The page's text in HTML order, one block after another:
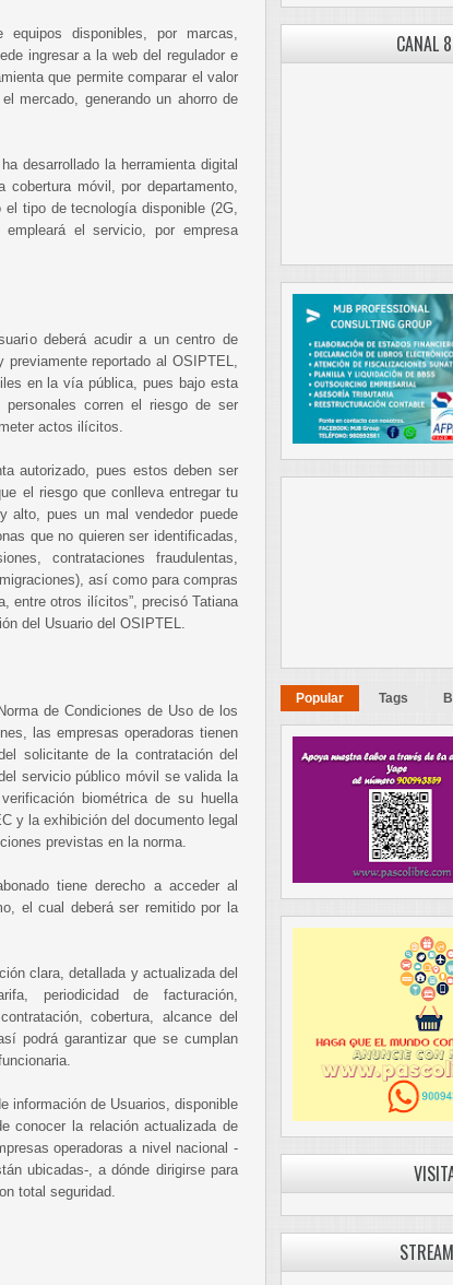
disponibles, por marcas,
ingresar a la web del regulador e
que permite comparar el valor
mercado, generando un ahorro de
desarrollado la herramienta digital
móvil, por departamento,
tipo de tecnología disponible (2G,
el servicio, por empresa
deberá acudir a un centro de
reportado al OSIPTEL,
en la vía pública, pues bajo esta
corren el riesgo de ser
actos ilícitos.
autorizado, pues estos deben ser
el riesgo que conlleva entregar tu
alto, pues un mal vendedor puede
que no quieren ser identificadas,
contrataciones fraudulentas,
así como para compras
entre otros ilícitos”, precisó Tatiana
del Usuario del OSIPTEL.
de Condiciones de Uso de los
las empresas operadoras tienen
solicitante de la contratación del
servicio público móvil se valida la
biométrica de su huella
y la exhibición del documento legal
previstas en la norma.
tiene derecho a acceder al
el cual deberá ser remitido por la
clara, detallada y actualizada del
periodicidad de facturación,
cobertura, alcance del
podrá garantizar que se cumplan
información de Usuarios, disponible
conocer la relación actualizada de
operadoras a nivel nacional -
ubicadas-, a dónde dirigirse para
total seguridad.
CANAL
Popular Tags